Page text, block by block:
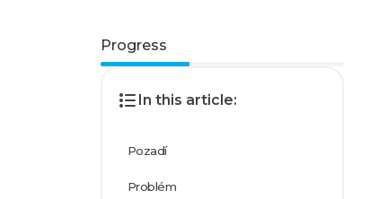
Progress
In this article:
Pozadí
Problém